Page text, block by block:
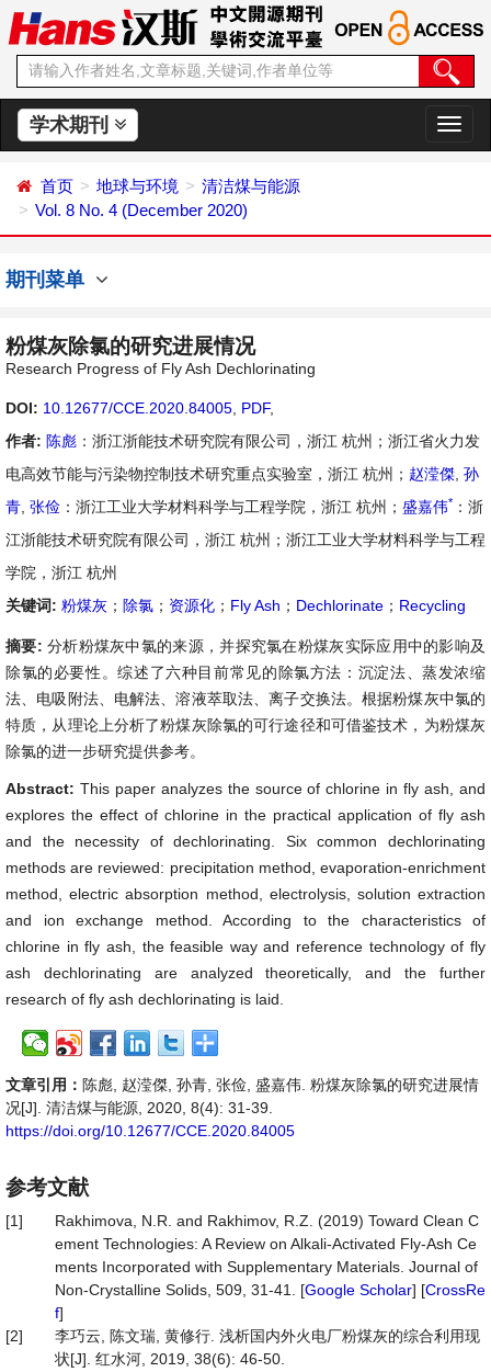
学术期刊
切
换
首页 地球与环境
清洁煤与能源
Vol. 8 No. 4 (December 2020)
期刊菜单
粉煤灰除氯的研究进展情况
Research Progress of Fly Ash Dechlorinating
DOI: 10.12677/CCE.2020.84005 PDF,
作者: 陈彪 ：浙江浙能技术研究院有限公司，浙江 杭州；浙江省火力发
电高效节能与污染物控制技术研究重点实验室，浙江 杭州； 赵滢傑 孙
青 张俭 ：浙江工业大学材料科学与工程学院，浙江 杭州； 盛嘉伟* ：浙
江浙能技术研究院有限公司，浙江 杭州；浙江工业大学材料科学与工程
学院，浙江 杭州
关键词: 粉煤灰 ； 除氯 ； 资源化 ； Fly Ash ； Dechlorinate ； Recycling
摘要: 分析粉煤灰中氯的来源，并探究氯在粉煤灰实际应用中的影响及
除氯的必要性。综述了六种目前常见的除氯方法：沉淀法、蒸发浓缩
法、电吸附法、电解法、溶液萃取法、离子交换法。根据粉煤灰中氯的
特质，从理论上分析了粉煤灰除氯的可行途径和可借鉴技术，为粉煤灰
除氯的进一步研究提供参考。
Abstract: This paper analyzes the source of chlorine in fly ash, and
explores the effect of chlorine in the practical application of fly ash
and the necessity of dechlorinating. Six common dechlorinating
methods are reviewed: precipitation method, evaporation-enrichment
method, electric absorption method, electrolysis, solution extraction
and ion exchange method. According to the characteristics of
chlorine in fly ash, the feasible way and reference technology of fly
ash dechlorinating are analyzed theoretically, and the further
research of fly ash dechlorinating is laid.
文章引用： 陈彪, 赵滢傑, 孙青, 张俭, 盛嘉伟. 粉煤灰除氯的研究进展情
况[J]. 清洁煤与能源, 2020, 8(4): 31-39.
https://doi.org/10.12677/CCE.2020.84005
参考文献
[1]
Rakhimova, N.R. and Rakhimov, R.Z. (2019) Toward Clean C
ement Technologies: A Review on Alkali-Activated Fly-Ash Ce
ments Incorporated with Supplementary Materials. Journal of
Non-Crystalline Solids, 509, 31-41. [Google Scholar] [CrossRe
f]
[2]
李巧云, 陈文瑞, 黄修行. 浅析国内外火电厂粉煤灰的综合利用现
状[J]. 红水河, 2019, 38(6): 46-50.